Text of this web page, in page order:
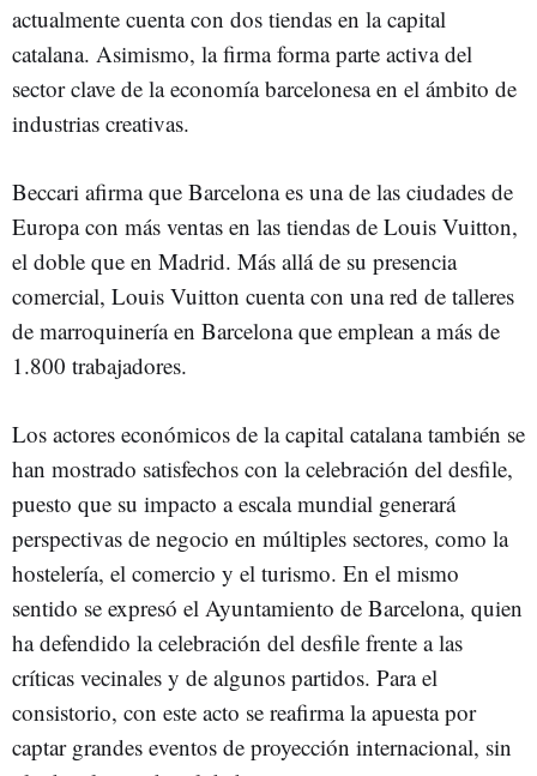
actualmente cuenta con dos tiendas en la capital
catalana. Asimismo, la firma forma parte activa del
sector clave de la economía barcelonesa en el ámbito de
industrias creativas.
Beccari afirma que Barcelona es una de las ciudades de
Europa con más ventas en las tiendas de Louis Vuitton,
el doble que en Madrid. Más allá de su presencia
comercial, Louis Vuitton cuenta con una red de talleres
de marroquinería en Barcelona que emplean a más de
1.800 trabajadores.
Los actores económicos de la capital catalana también se
han mostrado satisfechos con la celebración del desfile,
puesto que su impacto a escala mundial generará
perspectivas de negocio en múltiples sectores, como la
hostelería, el comercio y el turismo. En el mismo
sentido se expresó el Ayuntamiento de Barcelona, quien
ha defendido la celebración del desfile frente a las
críticas vecinales y de algunos partidos. Para el
consistorio, con este acto se reafirma la apuesta por
captar grandes eventos de proyección internacional, sin